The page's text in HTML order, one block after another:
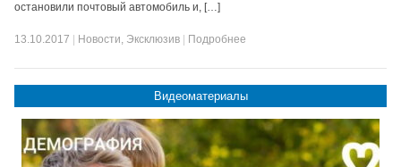
остановили почтовый автомобиль и, […]
13.10.2017 Новости, Эксклюзив Подробнее
Видеоматериалы